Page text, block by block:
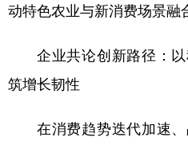
动特色农业与新消费场景融
企业共论创新路径：
筑增长韧性
在消费趋势迭代加速